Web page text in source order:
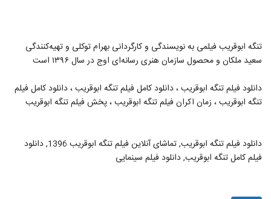
تنگه ابوقریب فیلمی به نویسندگی و کارگردانی بهرام توکلی و تهیه‌کنندگی
سعید ملکان و محصول سازمان هنری رسانه‌ای اوج در سال ۱۳۹۶ است
دانلود فیلم تنگه ابوقریب ، دانلود کامل فیلم تنگه ابوقریب ، دانلود کامل فیلم
تنگه ابوقریب ، زمان اکران فیلم تنگه ابوقریب ، پخش فیلم تنگه ابوقریب
دانلود فیلم تنگه ابوقریب, تماشای آنلاین فیلم تنگه ابوقریب 1396, دانلود
فیلم کامل تنگه ابوقریب, دانلود فیلم سینمایی